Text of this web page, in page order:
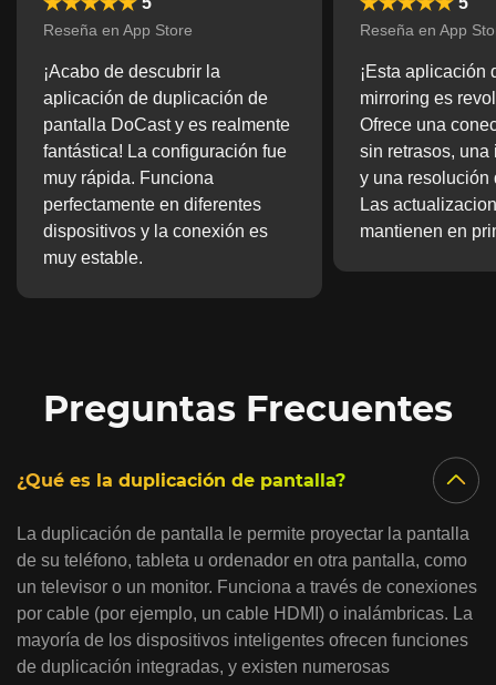
Reseña en App Store
¡Acabo de descubrir la
aplicación de duplicación de
pantalla DoCast y es realmente
fantástica! La configuración fue
muy rápida. Funciona
perfectamente en diferentes
dispositivos y la conexión es
muy estable.
Reseña en App
¡Esta aplicación
mirroring es
Ofrece una
sin retrasos, una
y una resolución
Las
mantienen en
Preguntas Frecuentes
¿Qué es la duplicación de pantalla?
La duplicación de pantalla le permite proyectar la pantalla
de su teléfono, tableta u ordenador en otra pantalla, como
un televisor o un monitor. Funciona a través de conexiones
por cable (por ejemplo, un cable HDMI) o inalámbricas. La
mayoría de los dispositivos inteligentes ofrecen funciones
de duplicación integradas, y existen numerosas